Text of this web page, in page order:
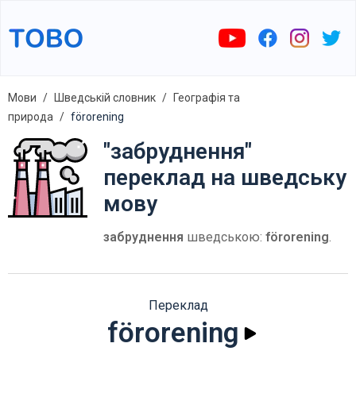
Мови Шведській словник
Географія та
природа
förorening
"забруднення"
переклад на шведську
мову
забруднення шведською: förorening.
Переклад
förorening